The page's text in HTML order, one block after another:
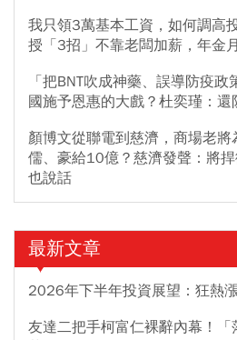
我只領3萬基本工資，如何調高
授「3招」不靠老闆加薪，年金
「把BNT吹成神藥、誤導防疫
國施予恩惠的大戲？杜奕瑾：
顏博文從聯電到慈濟，商場老將
儒、豪給10億？慈濟發聲：將
也說話
最新文章
2026年下半年投資展望：狂熱
友達二把手柯富仁裸辭內幕！「